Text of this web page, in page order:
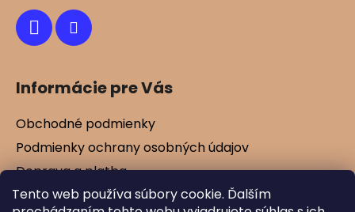
Tento web používa súbory cookie. Ďalším
Informácie pre Vás
Obchodné podmienky
Podmienky ochrany osobných údajov
Doprava a platba
Kontakty